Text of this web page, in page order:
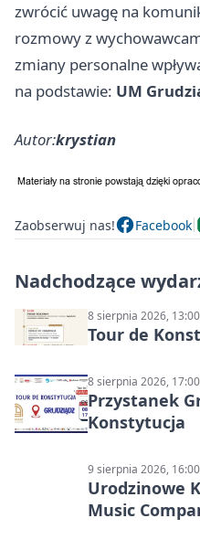
zwrócić uwagę na
rozmowy z
zmiany personalne
na podstawie: UM
Autor:krystian
Zaobserwuj nas! Facebook
Nadchodzące
8 sierpnia 2026, 13:00
Tour de
8 sierpnia 2026, 17:00
Przystanek
Konstytucja
9 sierpnia 2026, 16:00
Urodzinowe
Music